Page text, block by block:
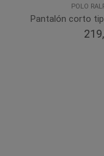
POLO
Pantalón corto